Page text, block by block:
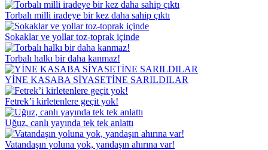
Torbalı milli iradeye bir kez daha sahip çıktı
Sokaklar ve yollar toz-toprak içinde
Torbalı halkı bir daha kanmaz!
YİNE KASABA SİYASETİNE SARILDILAR
Fetrek’i kirletenlere geçit yok!
Uğuz, canlı yayında tek tek anlattı
Vatandaşın yoluna yok, yandaşın ahırına var!